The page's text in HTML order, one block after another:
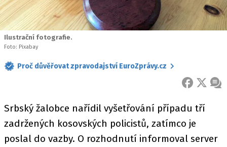
Ilustrační fotografie.
Foto: Pixabay
Proč důvěřovat zpravodajství EuroZprávy.cz
FACEBOOK
X
Srbský žalobce nařídil vyšetřování případu tří
zadržených kosovských policistů, zatímco je
poslal do vazby. O rozhodnutí informoval server